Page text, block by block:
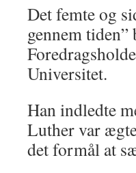
Det femte og
gennem
Universitet.
Han indledte
Luther var
det formål at